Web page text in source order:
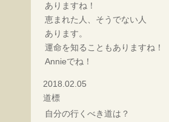
ありますね！
恵まれた人、そうでない人
あります。
運命を知ることもありますね！
Annieでね！
2018.02.05
道標
自分の行くべき道は？